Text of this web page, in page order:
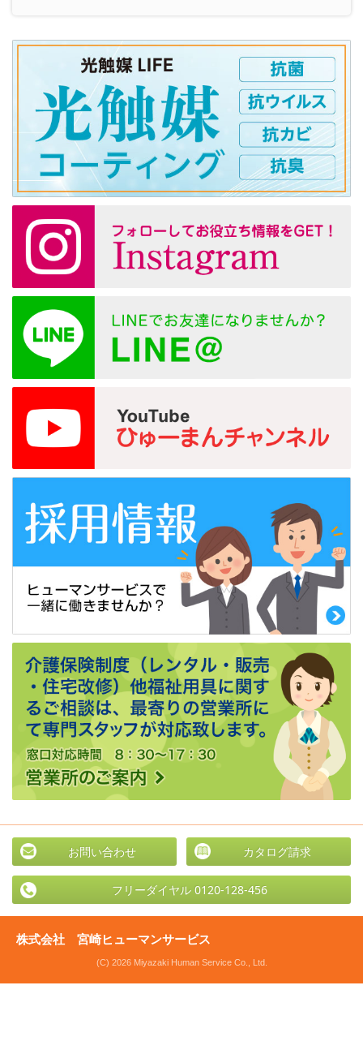
お問い合わせ カタログ請求
フリーダイヤル 0120-128-456
株式会社 宮崎ヒューマンサービス
(C) 2026 Miyazaki Human Service Co., Ltd.